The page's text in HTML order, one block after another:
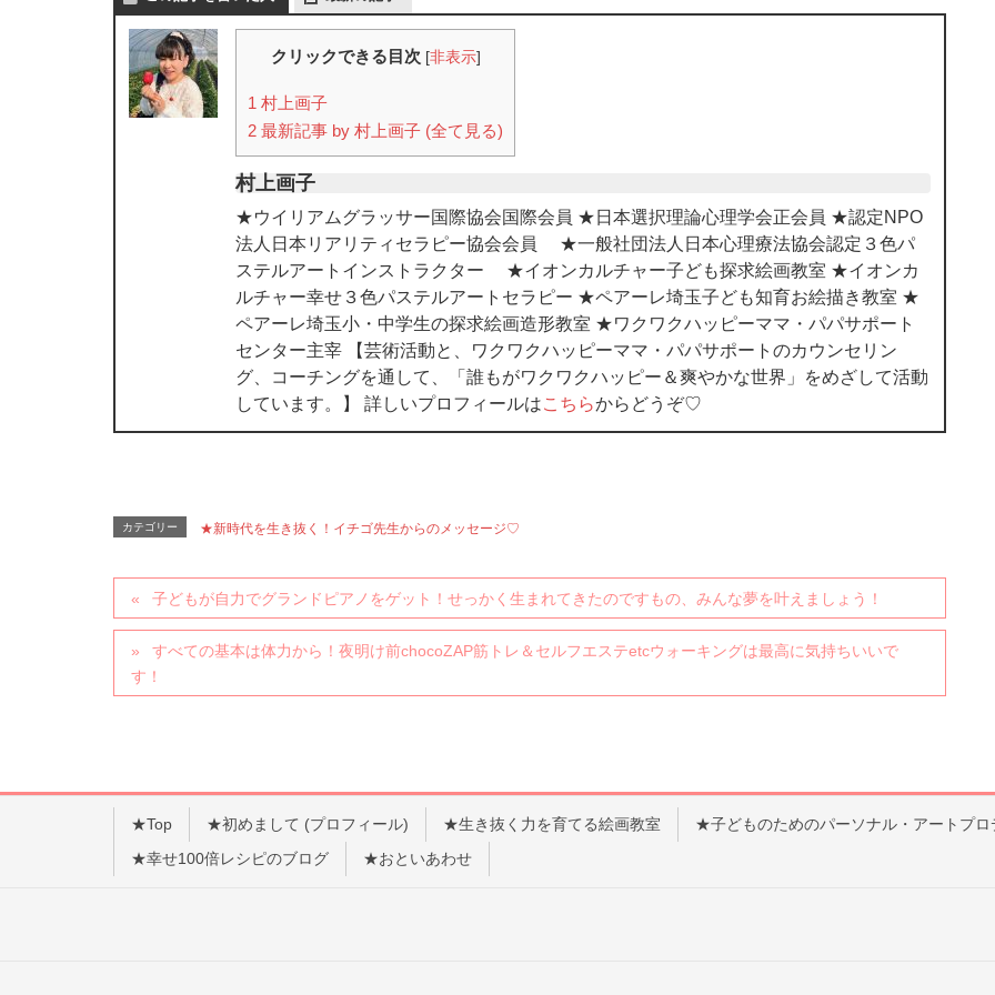
クリックできる目次 [非表示]
1 村上画子
2 最新記事 by 村上画子 (全て見る)
村上画子
★ウイリアムグラッサー国際協会国際会員 ★日本選択理論心理学会正会員 ★認定NPO
法人日本リアリティセラピー協会会員 ★一般社団法人日本心理療法協会認定３色パ
ステルアートインストラクター ★イオンカルチャー子ども探求絵画教室 ★イオンカ
ルチャー幸せ３色パステルアートセラピー ★ペアーレ埼玉子ども知育お絵描き教室 ★
ペアーレ埼玉小・中学生の探求絵画造形教室 ★ワクワクハッピーママ・パパサポート
センター主宰 【芸術活動と、ワクワクハッピーママ・パパサポートのカウンセリン
グ、コーチングを通して、「誰もがワクワクハッピー＆爽やかな世界」をめざして活動
しています。】 詳しいプロフィールはこちらからどうぞ♡
カテゴリー ★新時代を生き抜く！イチゴ先生からのメッセージ♡
子どもが自力でグランドピアノをゲット！せっかく生まれてきたのですもの、みんな夢を叶えましょう！
すべての基本は体力から！夜明け前chocoZAP筋トレ＆セルフエステetcウォーキングは最高に気持ちいいで
す！
★Top ★初めまして (プロフィール) ★生き抜く力を育てる絵画教室
★子どものためのパーソナル・アートプロ
★幸せ100倍レシピのブログ
★おといあわせ